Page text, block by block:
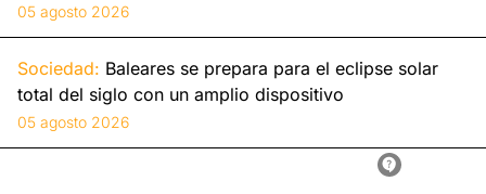
05 agosto 2026
Sociedad: Baleares se prepara para el eclipse solar
total del siglo con un amplio dispositivo
05 agosto 2026